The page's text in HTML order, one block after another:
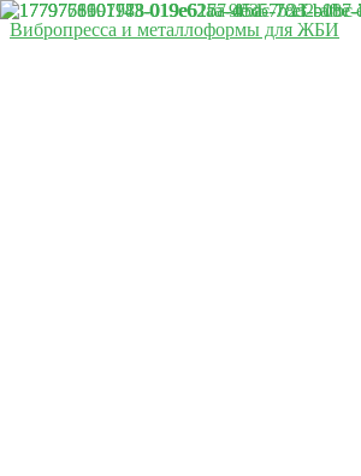
Вибропресса и металлоформы для ЖБИ